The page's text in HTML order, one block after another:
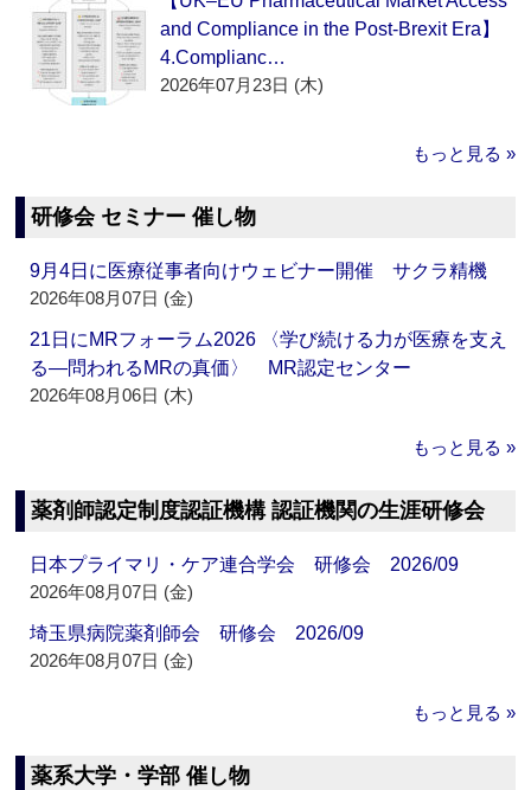
and Compliance in the Post-Brexit Era】
4.Complianc…
2026年07月23日 (木)
もっと見る »
研修会 セミナー 催し物
9月4日に医療従事者向けウェビナー開催 サクラ精機
2026年08月07日 (金)
21日にMRフォーラム2026 〈学び続ける力が医療を支え
る―問われるMRの真価〉 MR認定センター
2026年08月06日 (木)
もっと見る »
薬剤師認定制度認証機構 認証機関の生涯研修会
日本プライマリ・ケア連合学会 研修会 2026/09
2026年08月07日 (金)
埼玉県病院薬剤師会 研修会 2026/09
2026年08月07日 (金)
もっと見る »
薬系大学・学部 催し物